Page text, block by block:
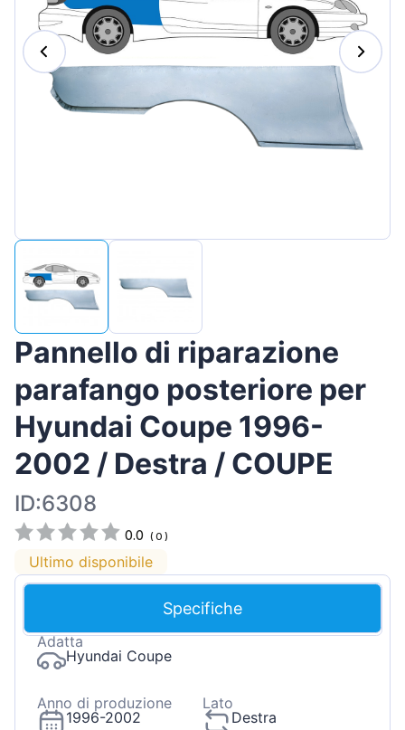
Magyar
Lietuvių
Hrvatski
Slovenian
Pannello di riparazione
parafango posteriore per
Hyundai Coupe 1996-
2002 / Destra / COUPE
ID:6308
0.0 (0 )
Ultimo disponibile
Specifiche
Adatta
Hyundai Coupe
Anno di produzione
1996-2002
Lato
Destra